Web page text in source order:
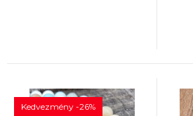
Kedvezmény -26%